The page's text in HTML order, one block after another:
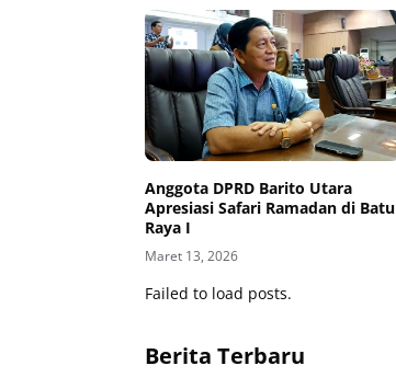
Anggota DPRD Barito Utara
Apresiasi Safari Ramadan di Batu
Raya I
Maret 13, 2026
Failed to load posts.
Berita Terbaru